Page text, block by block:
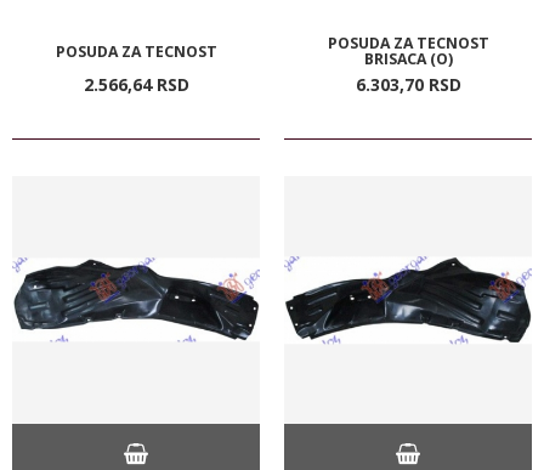
POSUDA ZA TECNOST
2.566,64 RSD
POSUDA ZA TECNOST
BRISACA (O)
6.303,70 RSD